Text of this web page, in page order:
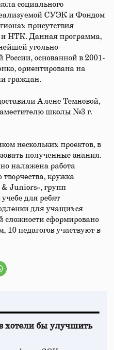
социального
СУЭК и Фондом
присутствия
НТК. Данная программа,
угольно-
России, основанной в 2001-
ориентирована на
граждан.
Алене Темновой,
школы №3 г.
нескольких проектов, в
полученные знания.
налажена работа
творчества, кружка
& Juniors», групп
для ребят
для учащихся
сложности сформировано
10 педагогов участвуют в
хотели бы улучшить